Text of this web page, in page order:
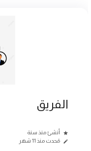
الفريق
أنشئ منذ سنة
مُحدث منذ 11 شهر